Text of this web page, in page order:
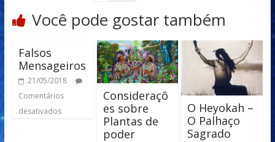
Você pode gostar também
Falsos
Mensageiros
21/05/2018
Comentários
desativados
Consideraçõ
es sobre
Plantas de
poder
O Heyokah –
O Palhaço
Sagrado